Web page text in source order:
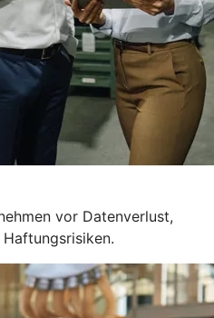
vor Datenverlust,